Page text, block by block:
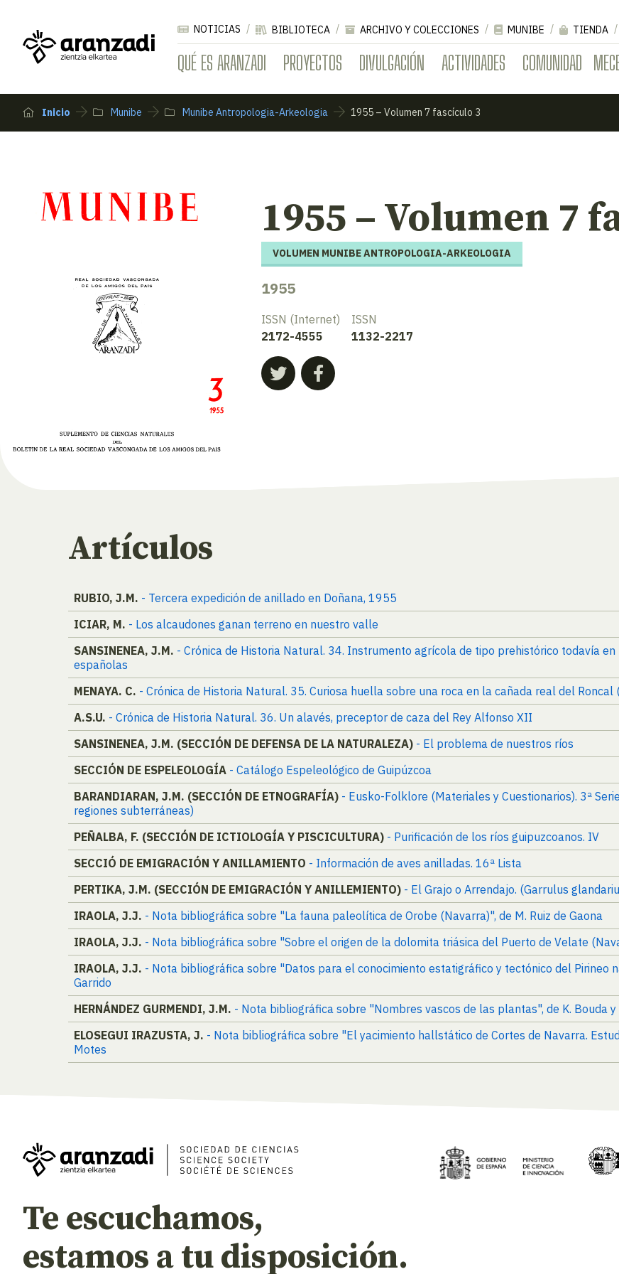
QUÉ ES ARANZADI PROYECTOS DIVULGACIÓN ACTIVIDADES COMUNIDAD
NOTICIAS BIBLIOTECA ARCHIVO Y COLECCIONES MUNIBE TIENDA
Inicio Munibe Munibe Antropologia-Arkeologia 1955 – Volumen 7 fascículo 3
1955 – Volumen 7
VOLUMEN MUNIBE ANTROPOLOGIA-ARKEOLOGIA
1955
ISSN (Internet)
2172-4555
ISSN
1132-2217
Artículos
RUBIO, J.M. - Tercera expedición de anillado en Doñana, 1955
ICIAR, M. - Los alcaudones ganan terreno en nuestro valle
SANSINENEA, J.M. - Crónica de Historia Natural. 34. Instrumento agrícola de tipo prehistórico todavía en
españolas
MENAYA. C. - Crónica de Historia Natural. 35. Curiosa huella sobre una roca en la cañada real del Roncal
A.S.U. - Crónica de Historia Natural. 36. Un alavés, preceptor de caza del Rey Alfonso XII
SANSINENEA, J.M. (SECCIÓN DE DEFENSA DE LA NATURALEZA) - El problema de nuestros ríos
SECCIÓN DE ESPELEOLOGÍA - Catálogo Espeleológico de Guipúzcoa
BARANDIARAN, J.M. (SECCIÓN DE ETNOGRAFÍA) - Eusko-Folklore (Materiales y Cuestionarios). 3ª
regiones subterráneas)
PEÑALBA, F. (SECCIÓN DE ICTIOLOGÍA Y PISCICULTURA) - Purificación de los ríos guipuzcoanos. IV
SECCIÓ DE EMIGRACIÓN Y ANILLAMIENTO - Información de aves anilladas. 16ª Lista
PERTIKA, J.M. (SECCIÓN DE EMIGRACIÓN Y ANILLEMIENTO) - El Grajo o Arrendajo. (Garrulus
IRAOLA, J.J. - Nota bibliográfica sobre "La fauna paleolítica de Orobe (Navarra)", de M. Ruiz de Gaona
IRAOLA, J.J. - Nota bibliográfica sobre "Sobre el origen de la dolomita triásica del Puerto de Velate
IRAOLA, J.J. - Nota bibliográfica sobre "Datos para el conocimiento estatigráfico y tectónico del Pirineo
Garrido
HERNÁNDEZ GURMENDI, J.M. - Nota bibliográfica sobre "Nombres vascos de las plantas", de K. Bouda
ELOSEGUI IRAZUSTA, J. - Nota bibliográfica sobre "El yacimiento hallstático de Cortes de Navarra.
Motes
Te escuchamos,
estamos a tu disposición.